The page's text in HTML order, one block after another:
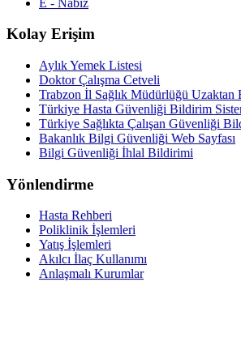
Kolay Erişim
Aylık Yemek Listesi
Doktor Çalışma Cetveli
Trabzon İl Sağlık Müdürlüğü Uzaktan
Türkiye Hasta Güvenliği Bildirim
Türkiye Sağlıkta Çalışan Güvenliği
Bakanlık Bilgi Güvenliği Web Sayfası
Bilgi Güvenliği İhlal Bildirimi
Yönlendirme
Hasta Rehberi
Poliklinik İşlemleri
Yatış İşlemleri
Akılcı İlaç Kullanımı
Anlaşmalı Kurumlar